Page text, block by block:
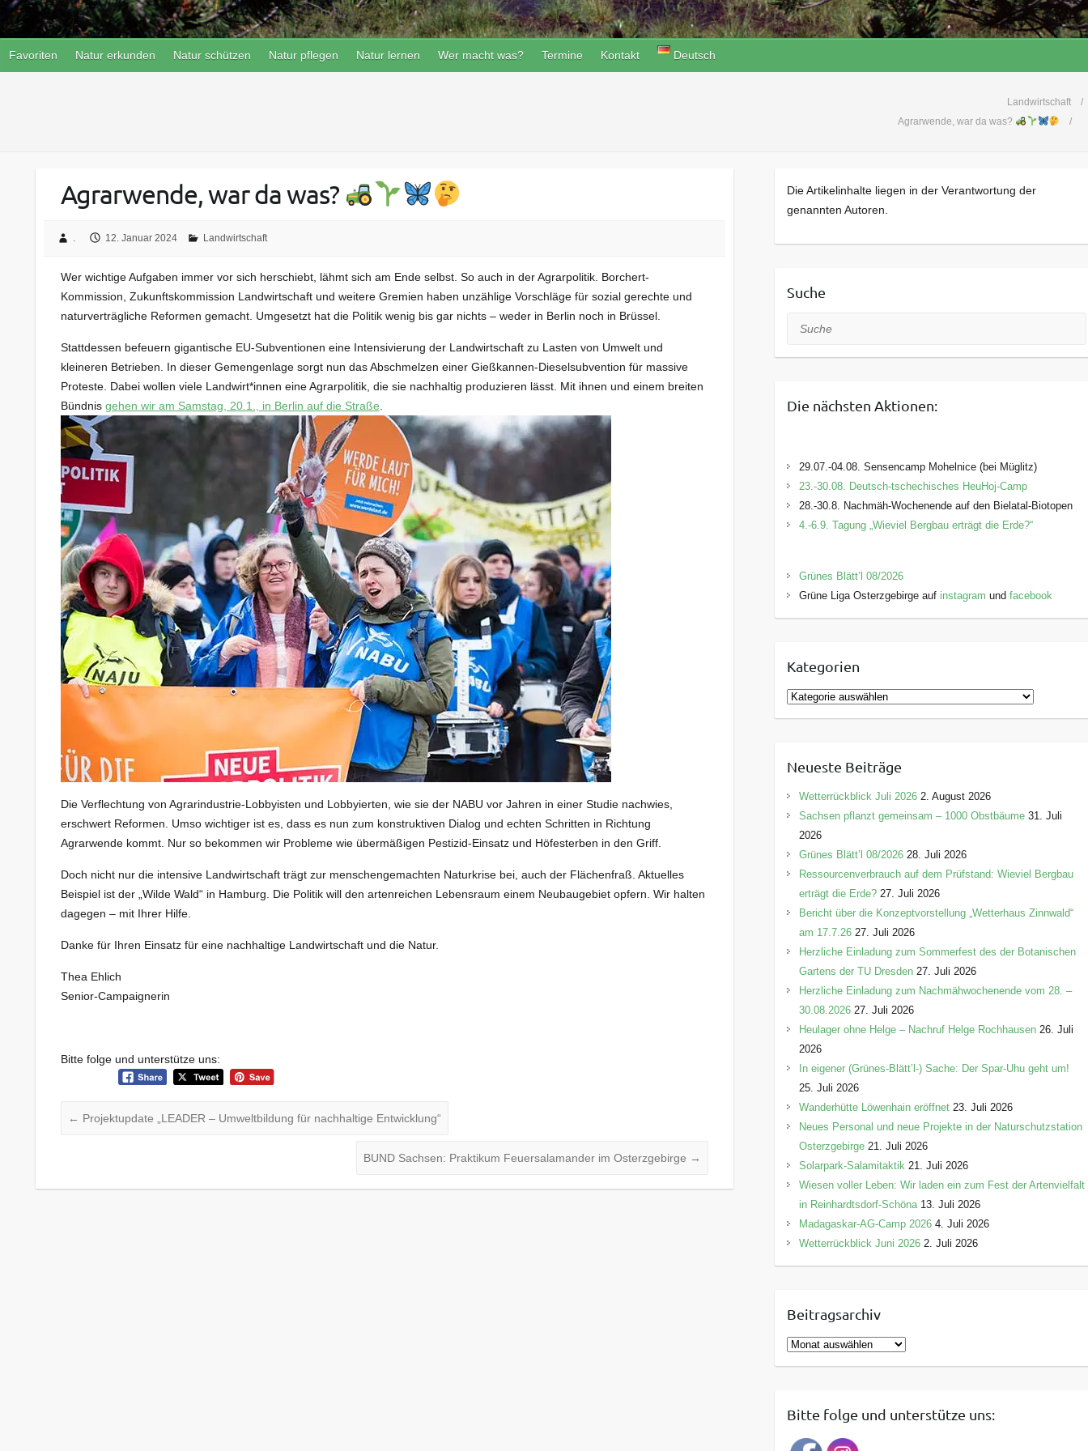
Favoriten Natur erkunden Natur schützen Natur pflegen Natur lernen Wer macht was? Termine Kontakt Deutsch
Landwirtschaft
Agrarwende, war da was?
Agrarwende, war da was?
. 12. Januar 2024 Landwirtschaft
Wer wichtige Aufgaben immer vor sich herschiebt, lähmt sich am Ende selbst. So auch in der Agrarpolitik. Borchert-
Kommission, Zukunftskommission Landwirtschaft und weitere Gremien haben unzählige Vorschläge für sozial gerechte und
naturverträgliche Reformen gemacht. Umgesetzt hat die Politik wenig bis gar nichts – weder in Berlin noch in Brüssel.
Stattdessen befeuern gigantische EU-Subventionen eine Intensivierung der Landwirtschaft zu Lasten von Umwelt und
kleineren Betrieben. In dieser Gemengenlage sorgt nun das Abschmelzen einer Gießkannen-Dieselsubvention für massive
Proteste. Dabei wollen viele Landwirt*innen eine Agrarpolitik, die sie nachhaltig produzieren lässt. Mit ihnen und einem breiten
Bündnis gehen wir am Samstag, 20.1., in Berlin auf die Straße
Die Verflechtung von Agrarindustrie-Lobbyisten und Lobbyierten, wie sie der NABU vor Jahren in einer Studie nachwies,
erschwert Reformen. Umso wichtiger ist es, dass es nun zum konstruktiven Dialog und echten Schritten in Richtung
Agrarwende kommt. Nur so bekommen wir Probleme wie übermäßigen Pestizid-Einsatz und Höfesterben in den Griff.
Doch nicht nur die intensive Landwirtschaft trägt zur menschengemachten Naturkrise bei, auch der Flächenfraß. Aktuelles
Beispiel ist der „Wilde Wald“ in Hamburg. Die Politik will den artenreichen Lebensraum einem Neubaugebiet opfern. Wir halten
dagegen – mit Ihrer Hilfe.
Danke für Ihren Einsatz für eine nachhaltige Landwirtschaft und die Natur.
Thea Ehlich
Senior-Campaignerin
Bitte folge und unterstütze uns:
← Projektupdate „LEADER – Umweltbildung für nachhaltige Entwicklung“
BUND Sachsen: Praktikum Feuersalamander im Osterzgebirge →
Die Artikelinhalte liegen in der Verantwortung der
genannten Autoren.
Suche
Suche
Die nächsten Aktionen:
29.07.-04.08. Sensencamp Mohelnice (bei Müglitz)
23.-30.08. Deutsch-tschechisches HeuHoj-Camp
28.-30.8. Nachmäh-Wochenende auf den Bielatal-Biotopen
4.-6.9. Tagung „Wieviel Bergbau erträgt die Erde?“
Grünes Blätt’l 08/2026
Grüne Liga Osterzgebirge auf instagram und facebook
Kategorien
K
a
g
o
r
e
n
Neueste Beiträge
Wetterrückblick Juli 2026 2. August 2026
Sachsen pflanzt gemeinsam – 1000 Obstbäume 31. Juli
2026
Grünes Blätt’l 08/2026 28. Juli 2026
Ressourcenverbrauch auf dem Prüfstand: Wieviel Bergbau
erträgt die Erde? 27. Juli 2026
Bericht über die Konzeptvorstellung „Wetterhaus Zinnwald“
am 17.7.26 27. Juli 2026
Herzliche Einladung zum Sommerfest des der Botanischen
Gartens der TU Dresden 27. Juli 2026
Herzliche Einladung zum Nachmähwochenende vom 28. –
30.08.2026 27. Juli 2026
Heulager ohne Helge – Nachruf Helge Rochhausen 26. Juli
2026
In eigener (Grünes-Blätt’l-) Sache: Der Spar-Uhu geht um!
25. Juli 2026
Wanderhütte Löwenhain eröffnet 23. Juli 2026
Neues Personal und neue Projekte in der Naturschutzstation
Osterzgebirge 21. Juli 2026
Solarpark-Salamitaktik 21. Juli 2026
Wiesen voller Leben: Wir laden ein zum Fest der Artenvielfalt
in Reinhardtsdorf-Schöna 13. Juli 2026
Madagaskar-AG-Camp 2026 4. Juli 2026
Wetterrückblick Juni 2026 2. Juli 2026
Beitragsarchiv
B
e
rBitte folge und unterstütze uns: